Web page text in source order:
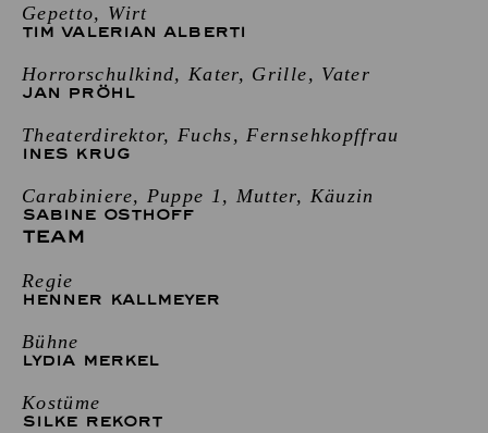
Gepetto, Wirt
TIM VALERIAN ALBERTI
Horrorschulkind, Kater, Grille, Vater
JAN PRÖHL
Theaterdirektor, Fuchs, Fernsehkopffrau
INES KRUG
Carabiniere, Puppe 1, Mutter, Käuzin
SABINE OSTHOFF
TEAM
Regie
HENNER KALLMEYER
Bühne
LYDIA MERKEL
Kostüme
SILKE REKORT